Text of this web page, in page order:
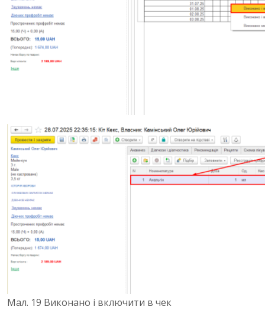
Мал. 19 Виконано і включити в чек